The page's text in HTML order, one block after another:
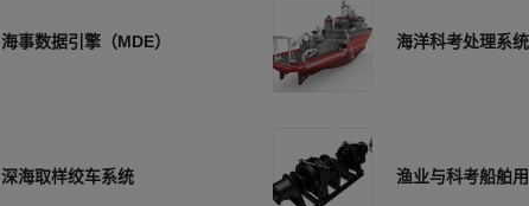
海事数据引擎（MDE） 海洋科考处理系统
深海取样绞车系统 渔业与科考船舶